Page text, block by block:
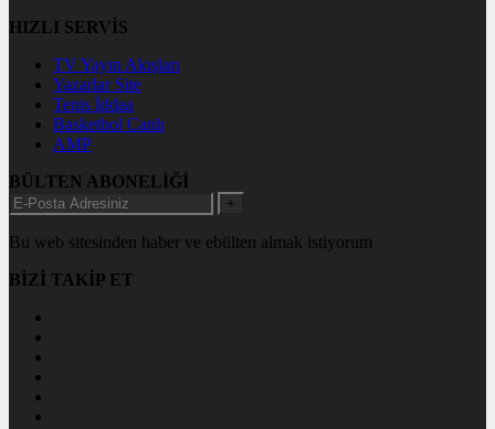
HIZLI SERVİS
TV Yayın Akışları
Yazarlar Site
Tenis İddaa
Basketbol Canlı
AMP
BÜLTEN ABONELİĞİ
+
Bu web sitesinden haber ve ebülten almak istiyorum
BİZİ TAKİP ET